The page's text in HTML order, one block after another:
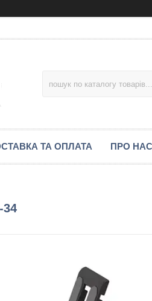
ТА ОПЛАТА ПРО НАС
34